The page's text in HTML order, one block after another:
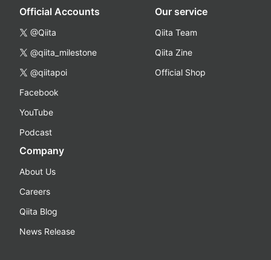
Official Accounts
@Qiita
@qiita_milestone
@qiitapoi
Facebook
YouTube
Podcast
Our service
Qiita Team
Qiita Zine
Official Shop
Company
About Us
Careers
Qiita Blog
News Release